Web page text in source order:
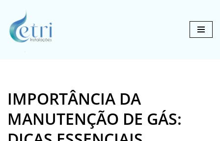
Pular
para
IMPORTÂNCIA DA
MANUTENÇÃO DE GÁS: